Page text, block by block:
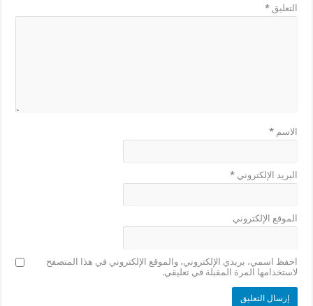
التعليق*
الاسم*
البريد الإلكتروني*
الموقع الإلكتروني
احفظ اسمي، بريدي الإلكتروني، والموقع الإلكتروني في هذا المتصفح
لاستخدامها المرة المقبلة في تعليقي.